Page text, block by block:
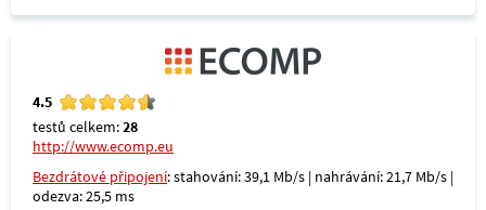
4.5
testů celkem:28
http://www.ecomp.eu
Bezdrátové připojení: stahování: 39,1 Mb/s | nahrávání: 21,7 Mb/s |
odezva: 25,5 ms